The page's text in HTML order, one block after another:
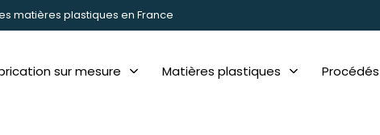
matières plastiques en France
sur mesure Matières plastiques